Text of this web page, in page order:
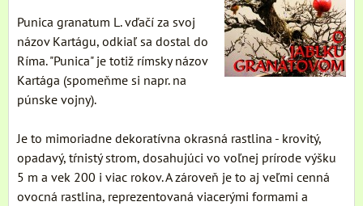
Punica granatum L. vďačí za svoj
názov Kartágu, odkiaľ sa dostal do
Ríma. "Punica" je totiž rímsky názov
Kartága (spomeňme si napr. na
púnske vojny).
Je to mimoriadne dekoratívna okrasná rastlina - krovitý,
opadavý, tŕnistý strom, dosahujúci vo voľnej prírode výšku
5 m a vek 200 i viac rokov. A zároveň je to aj veľmi cenná
ovocná rastlina, reprezentovaná viacerými formami a